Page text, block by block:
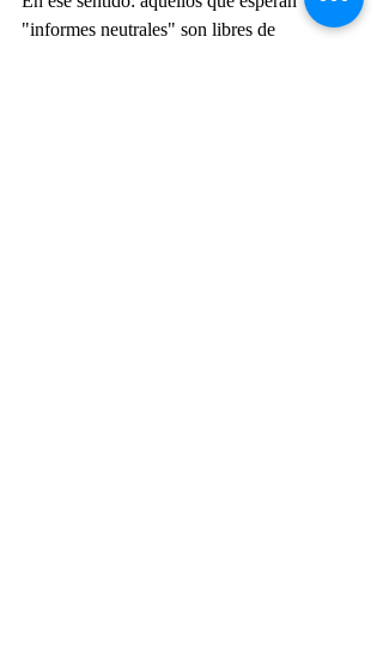
"informes neutrales" son libres de